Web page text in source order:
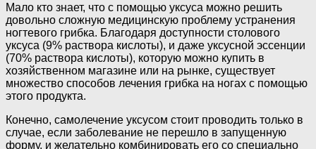
Мало кто знает, что с помощью уксуса можно решить
довольно сложную медицинскую проблему устранения
ногтевого грибка. Благодаря доступности столового
уксуса (9% раствора кислоты), и даже уксусной эссенции
(70% раствора кислоты), которую можно купить в
хозяйственном магазине или на рынке, существует
множество способов лечения грибка на ногах с помощью
этого продукта.
Конечно, самолечение уксусом стоит проводить только в
случае, если заболевание не перешло в запущенную
форму, и желательно комбинировать его со специально